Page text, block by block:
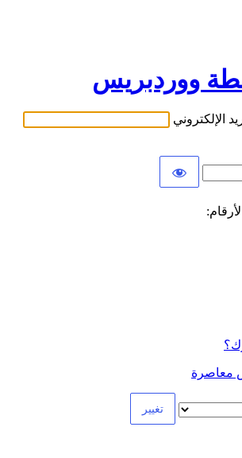
ووردبريس
الإلكتروني
معاصرة